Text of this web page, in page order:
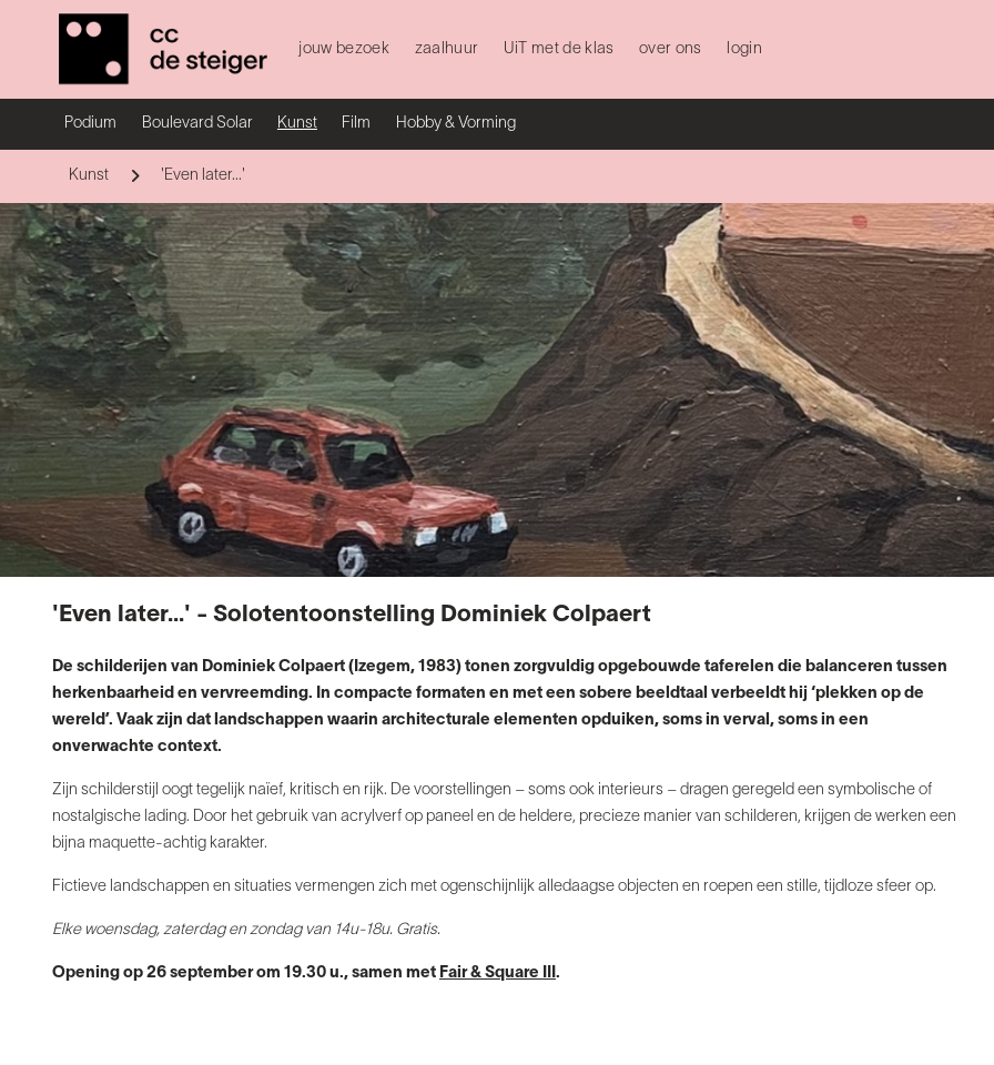
jouw bezoek zaalhuur UiT met de klas over ons login
Podium Boulevard Solar Kunst Film Hobby & Vorming
Kunst 'Even later...'
'Even later...' - Solotentoonstelling Dominiek Colpaert
De schilderijen van Dominiek Colpaert (Izegem, 1983) tonen zorgvuldig opgebouwde taferelen die balanceren tussen
herkenbaarheid en vervreemding. In compacte formaten en met een sobere beeldtaal verbeeldt hij ‘plekken op de
wereld’. Vaak zijn dat landschappen waarin architecturale elementen opduiken, soms in verval, soms in een
onverwachte context.
Zijn schilderstijl oogt tegelijk naïef, kritisch en rijk. De voorstellingen – soms ook interieurs – dragen geregeld een symbolische of
nostalgische lading. Door het gebruik van acrylverf op paneel en de heldere, precieze manier van schilderen, krijgen de werken een
bijna maquette-achtig karakter.
Fictieve landschappen en situaties vermengen zich met ogenschijnlijk alledaagse objecten en roepen een stille, tijdloze sfeer op.
Elke woensdag, zaterdag en zondag van 14u-18u. Gratis.
Opening op 26 september om 19.30 u., samen met Fair & Square III .